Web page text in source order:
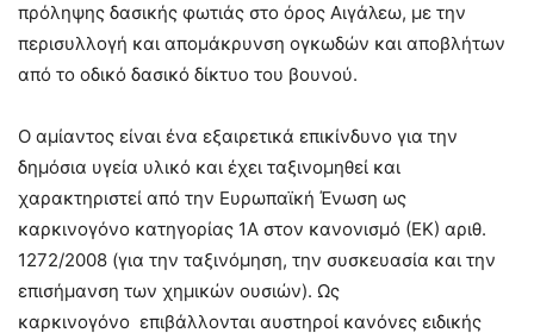
πρόληψης δασικής φωτιάς στο όρος Αιγάλεω, με την
περισυλλογή και απομάκρυνση ογκωδών και αποβλήτων
από το οδικό δασικό δίκτυο του βουνού.
Ο αμίαντος είναι ένα εξαιρετικά επικίνδυνο για την
δημόσια υγεία υλικό και έχει ταξινομηθεί και
χαρακτηριστεί από την Ευρωπαϊκή Ένωση ως
καρκινογόνο κατηγορίας 1Α στον κανονισμό (ΕΚ) αριθ.
1272/2008 (για την ταξινόμηση, την συσκευασία και την
επισήμανση των χημικών ουσιών). Ως
καρκινογόνο επιβάλλονται αυστηροί κανόνες ειδικής